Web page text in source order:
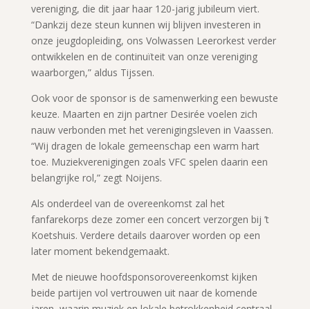
vereniging, die dit jaar haar 120-jarig jubileum viert.
“Dankzij deze steun kunnen wij blijven investeren in
onze jeugdopleiding, ons Volwassen Leerorkest verder
ontwikkelen en de continuïteit van onze vereniging
waarborgen,” aldus Tijssen.
Ook voor de sponsor is de samenwerking een bewuste
keuze. Maarten en zijn partner Desirée voelen zich
nauw verbonden met het verenigingsleven in Vaassen.
“Wij dragen de lokale gemeenschap een warm hart
toe. Muziekverenigingen zoals VFC spelen daarin een
belangrijke rol,” zegt Noijens.
Als onderdeel van de overeenkomst zal het
fanfarekorps deze zomer een concert verzorgen bij ’t
Koetshuis. Verdere details daarover worden op een
later moment bekendgemaakt.
Met de nieuwe hoofdsponsorovereenkomst kijken
beide partijen vol vertrouwen uit naar de komende